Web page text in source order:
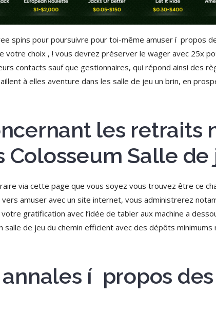
spins pour poursuivre pour toi-même amuser í propos
choix , ! vous devrez préserver le wager avec 25x
contacts sauf que gestionnaires, qui répond ainsi des
à elles aventure dans les salle de jeu un brin, en
les retraits
Colosseum Salle de
via cette page que vous soyez vous trouvez être ce
amuser avec un site internet, vous administrerez
gratification avec l’idée de tabler aux machine a
salle de jeu du chemin efficient avec des dépôts
í propos